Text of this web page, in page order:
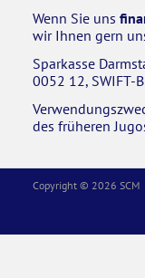
Wenn Sie uns
wir Ihnen gern
Sparkasse
0052 12, SWIFT-
des früheren
Copyright © 2026 SCM